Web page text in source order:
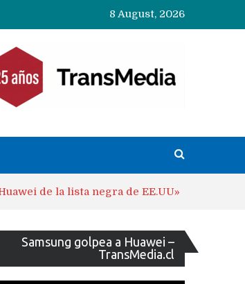
8 August, 2026
de la lista negra de EE.UU»
Samsung golpea a Huawei –
TransMedia.cl
de
vídeo